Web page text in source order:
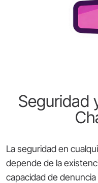
Seguridad
La seguridad en
depende de la
capacidad de